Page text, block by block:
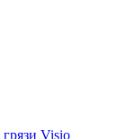
Visio